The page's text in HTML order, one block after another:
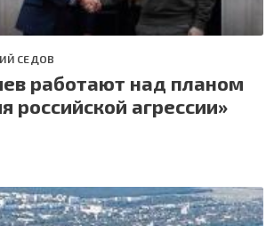
СЕДОВ
работают над планом
российской агрессии»